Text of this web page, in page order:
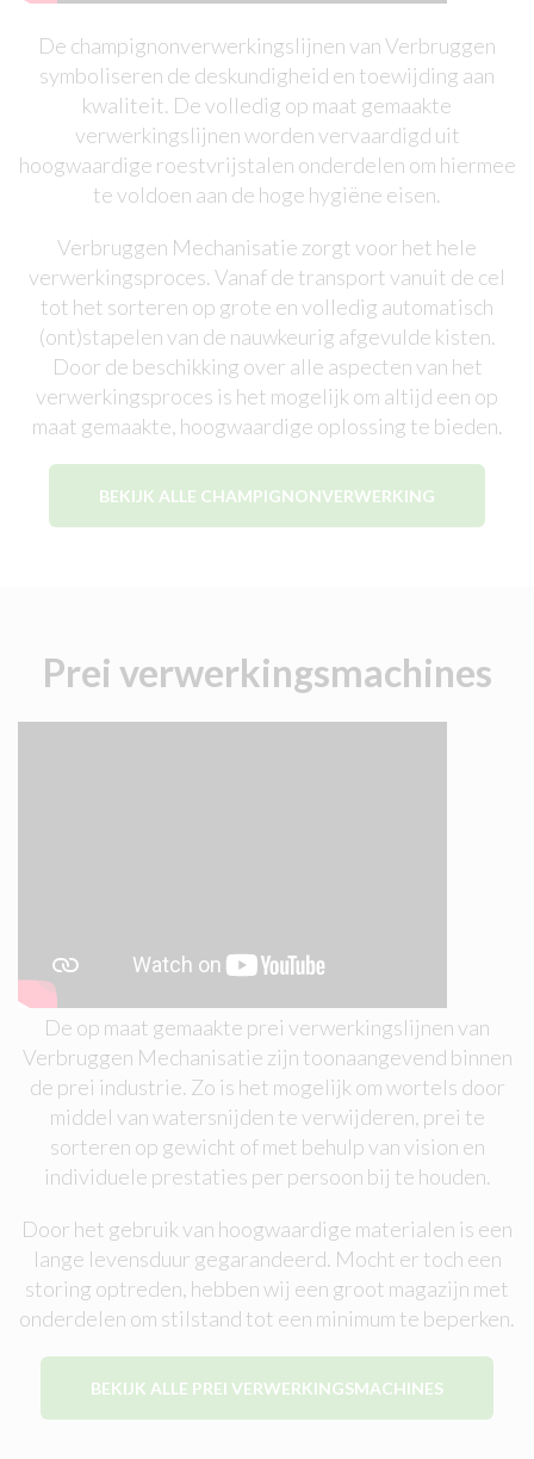
De champignonverwerkingslijnen van Verbruggen
symboliseren de deskundigheid en toewijding aan
kwaliteit. De volledig op maat gemaakte
verwerkingslijnen worden vervaardigd uit
hoogwaardige roestvrijstalen onderdelen om hiermee
te voldoen aan de hoge hygiëne eisen.
Verbruggen Mechanisatie zorgt voor het hele
verwerkingsproces. Vanaf de transport vanuit de cel
tot het sorteren op grote en volledig automatisch
(ont)stapelen van de nauwkeurig afgevulde kisten.
Door de beschikking over alle aspecten van het
verwerkingsproces is het mogelijk om altijd een op
maat gemaakte, hoogwaardige oplossing te bieden.
BEKIJK ALLE CHAMPIGNONVERWERKING
Prei verwerkingsmachines
De op maat gemaakte prei verwerkingslijnen van
Verbruggen Mechanisatie zijn toonaangevend binnen
de prei industrie. Zo is het mogelijk om wortels door
middel van watersnijden te verwijderen, prei te
sorteren op gewicht of met behulp van vision en
individuele prestaties per persoon bij te houden.
Door het gebruik van hoogwaardige materialen is een
lange levensduur gegarandeerd. Mocht er toch een
storing optreden, hebben wij een groot magazijn met
onderdelen om stilstand tot een minimum te beperken.
BEKIJK ALLE PREI VERWERKINGSMACHINES